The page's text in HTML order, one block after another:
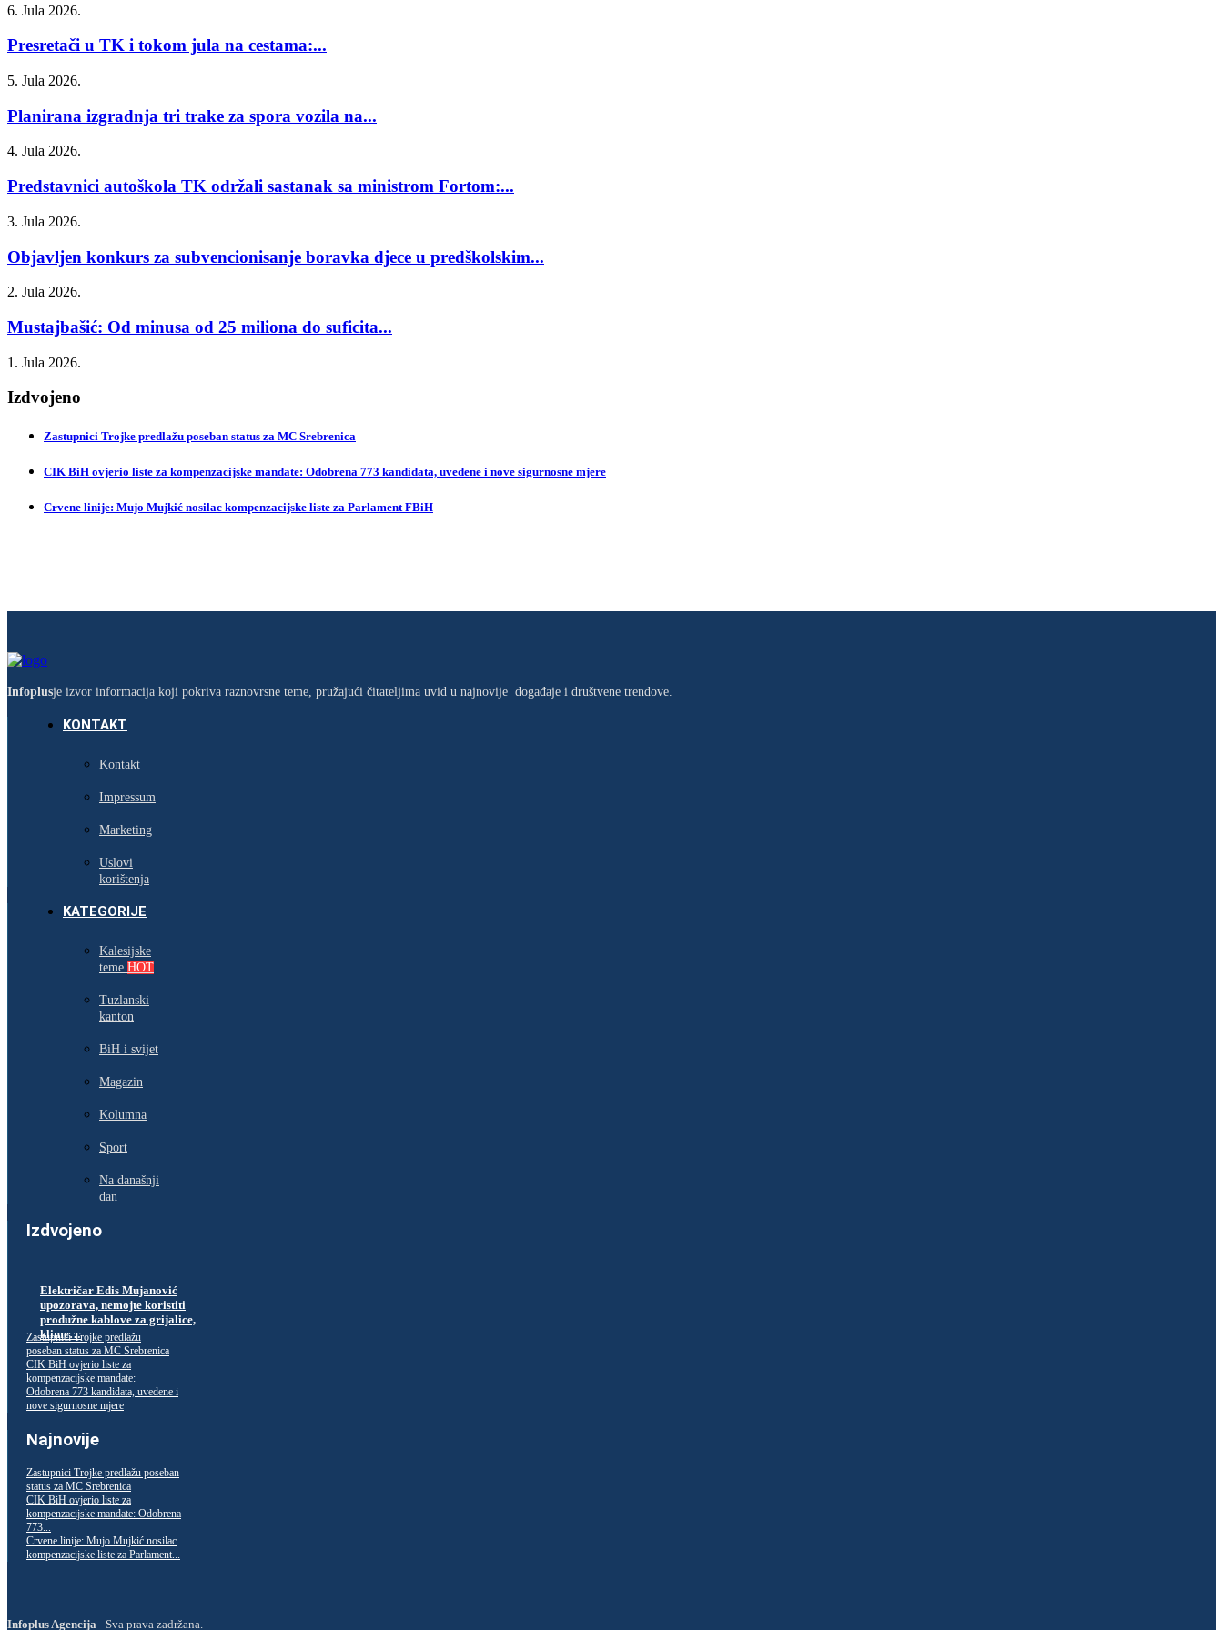
6. Jula 2026.
Presretači u TK i tokom jula na cestama:...
5. Jula 2026.
Planirana izgradnja tri trake za spora vozila na...
4. Jula 2026.
Predstavnici autoškola TK održali sastanak sa ministrom Fortom:...
3. Jula 2026.
Objavljen konkurs za subvencionisanje boravka djece u predškolskim...
2. Jula 2026.
Mustajbašić: Od minusa od 25 miliona do suficita...
1. Jula 2026.
Izdvojeno
Zastupnici Trojke predlažu poseban status za MC Srebrenica
CIK BiH ovjerio liste za kompenzacijske mandate: Odobrena 773 kandidata, uvedene i nove sigurnosne mjere
Crvene linije: Mujo Mujkić nosilac kompenzacijske liste za Parlament FBiH
Infoplusje izvor informacija koji pokriva raznovrsne teme, pružajući čitateljima uvid u najnovije događaje i društvene trendove.
KONTAKT
Kontakt
Impressum
Marketing
Uslovi
korištenja
KATEGORIJE
Kalesijske
teme HOT
Tuzlanski
kanton
BiH i svijet
Magazin
Kolumna
Sport
Na današnji
dan
Izdvojeno
Električar Edis Mujanović
upozorava, nemojte koristiti
produžne kablove za grijalice,
klime…
Zastupnici Trojke predlažu
poseban status za MC Srebrenica
CIK BiH ovjerio liste za
kompenzacijske mandate:
Odobrena 773 kandidata, uvedene i
nove sigurnosne mjere
Najnovije
Zastupnici Trojke predlažu poseban
status za MC Srebrenica
CIK BiH ovjerio liste za
kompenzacijske mandate: Odobrena
773...
Crvene linije: Mujo Mujkić nosilac
kompenzacijske liste za Parlament...
Infoplus Agencija– Sva prava zadržana.